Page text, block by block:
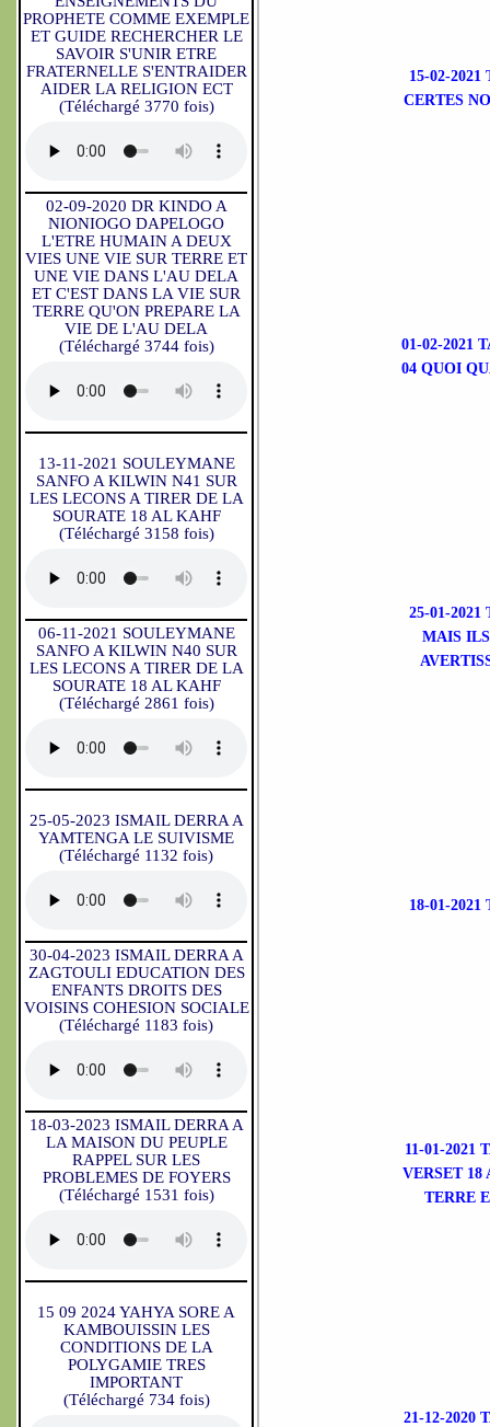
PROPHETE COMME EXEMPLE
ET GUIDE RECHERCHER LE
SAVOIR S'UNIR ETRE
FRATERNELLE S'ENTRAIDER
AIDER LA RELIGION ECT
(Téléchargé 3770 fois)
02-09-2020 DR KINDO A
NIONIOGO DAPELOGO
L'ETRE HUMAIN A DEUX
VIES UNE VIE SUR TERRE ET
UNE VIE DANS L'AU DELA
ET C'EST DANS LA VIE SUR
TERRE QU'ON PREPARE LA
VIE DE L'AU DELA
(Téléchargé 3744 fois)
13-11-2021 SOULEYMANE
SANFO A KILWIN N41 SUR
LES LECONS A TIRER DE LA
SOURATE 18 AL KAHF
(Téléchargé 3158 fois)
06-11-2021 SOULEYMANE
SANFO A KILWIN N40 SUR
LES LECONS A TIRER DE LA
SOURATE 18 AL KAHF
(Téléchargé 2861 fois)
25-05-2023 ISMAIL DERRA A
YAMTENGA LE SUIVISME
(Téléchargé 1132 fois)
30-04-2023 ISMAIL DERRA A
ZAGTOULI EDUCATION DES
ENFANTS DROITS DES
VOISINS COHESION SOCIALE
(Téléchargé 1183 fois)
18-03-2023 ISMAIL DERRA A
LA MAISON DU PEUPLE
RAPPEL SUR LES
PROBLEMES DE FOYERS
(Téléchargé 1531 fois)
15 09 2024 YAHYA SORE A
KAMBOUISSIN LES
CONDITIONS DE LA
POLYGAMIE TRES
IMPORTANT
(Téléchargé 734 fois)
15-02-
CERTES
01-02-2021
04 QUOI
25-01-
MAIS
18-01-
11-01-2021
VERSET
TERRE
21-12-2020